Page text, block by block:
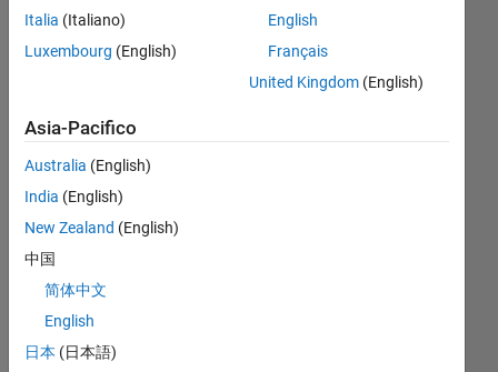
M…
CONTRIBUTI L
1
L
07/18
05/19
03/20
01/21
11/21
09/22
07/23
05/24
03/25
01/26
07/19
07/20
07/21
07/22
07/24
07/25
07/26
09/19
11/20
01/22
03/23
Italia (Italiano)
Luxembourg (English)
English
Français
United Kingdom(English)
Asia-Pacifico
Australia (English)
India (English)
New Zealand (English)
中国
简体中文
English
日本 (日本語)